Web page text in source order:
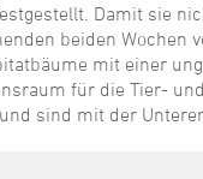
Damit sie
beiden Wochen
mit einer
für die Tier-
sind mit der